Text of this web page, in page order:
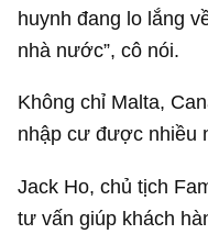
huynh đang lo lắng
nhà nước”, cô nói.
Không chỉ Malta,
nhập cư được nhiều
Jack Ho, chủ tịch
tư vấn giúp khách